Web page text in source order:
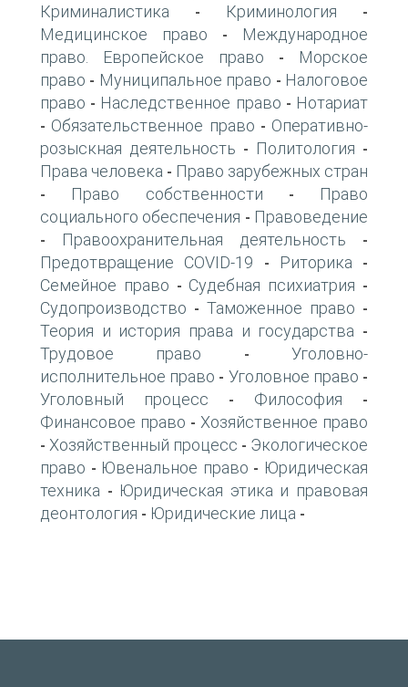
Криминалистика - Криминология -
Медицинское право -
Международное
право. Европейское право -
Морское
право - Муниципальное право - Налоговое
право - Наследственное право - Нотариат
- Обязательственное право - Оперативно-
розыскная деятельность - Политология -
Права человека - Право зарубежных стран
- Право собственности -
Право
социального обеспечения - Правоведение
- Правоохранительная деятельность -
Предотвращение COVID-19 - Риторика -
Семейное право - Судебная психиатрия -
Судопроизводство - Таможенное право -
Теория и история права и государства -
Трудовое право -Уголовно-
исполнительное право - Уголовное право -
Уголовный процесс - Философия -
Финансовое право - Хозяйственное право
- Хозяйственный процесс - Экологическое
право - Ювенальное право - Юридическая
техника - Юридическая этика и правовая
деонтология - Юридические лица -